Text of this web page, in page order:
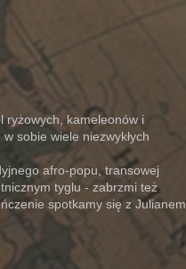
ryżowych, kameleonów i
sobie wiele niezwykłych
afro-popu, transowej
tyglu - zabrzmi też
spotkamy się z Julianem